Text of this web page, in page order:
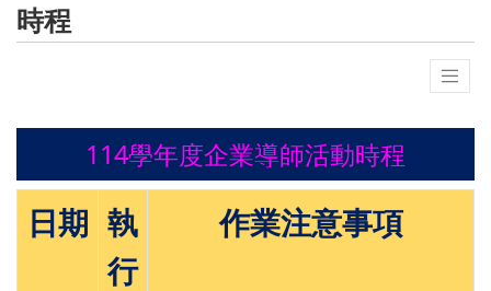
時程
114學年度企業導師活動時程
日期
執
行
作業注意事項